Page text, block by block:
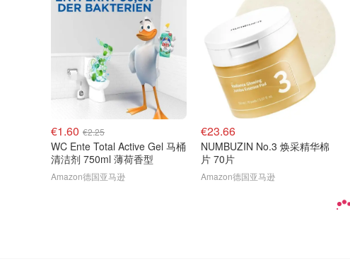
€1.60 €2.25
WC Ente Total Active Gel 马桶
清洁剂 750ml 薄荷香型
Amazon德国亚马逊
€23.66
NUMBUZIN No.3 焕采精华棉
片 70片
Amazon德国亚马逊